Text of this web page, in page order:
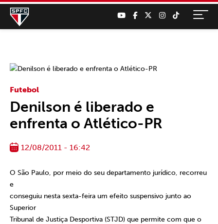
Futebol
Denilson é liberado e
enfrenta o Atlético-PR
12/08/2011 - 16:42
O São Paulo, por meio do seu departamento jurídico, recorreu
e
conseguiu nesta sexta-feira um efeito suspensivo junto ao
Superior
Tribunal de Justiça Desportiva (STJD) que permite com que o